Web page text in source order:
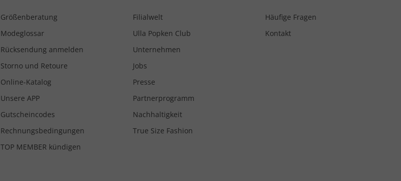
Größenberatung
Modeglossar
Rücksendung anmelden
Storno und Retoure
Online-Katalog
Unsere APP
Gutscheincodes
Rechnungsbedingungen
TOP MEMBER kündigen
Filialwelt
Ulla Popken Club
Unternehmen
Jobs
Presse
Partnerprogramm
Nachhaltigkeit
True Size Fashion
Häufige Fragen
Kontakt